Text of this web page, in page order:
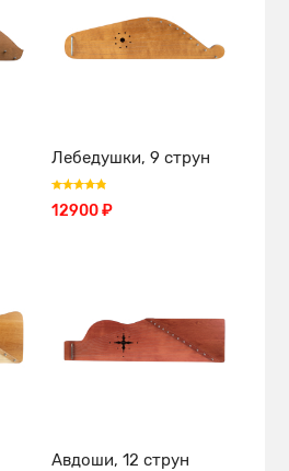
Лебедушки, 9 струн
12900 ₽
Авдоши, 12 струн